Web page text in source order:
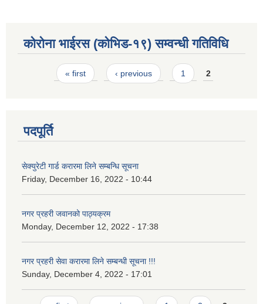
कोरोना भाईरस (कोभिड-१९) सम्वन्धी गतिविधि
Pages« first ‹ previous 1 2
पदपूर्ति
सेक्युरेटी गार्ड करारमा लिने सम्बन्धि सूचना
Friday, December 16, 2022 - 10:44
नगर प्रहरी जवानको पाठ्यक्रम
Monday, December 12, 2022 - 17:38
नगर प्रहरी सेवा करारमा लिने सम्बन्ध‍ी सूचना !!!
Sunday, December 4, 2022 - 17:01